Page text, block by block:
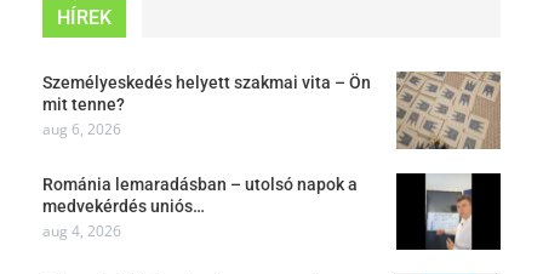
HÍREK
Személyeskedés helyett szakmai vita – Ön
mit tenne?
aug 6, 2026
Románia lemaradásban – utolsó napok a
medvekérdés uniós…
aug 4, 2026